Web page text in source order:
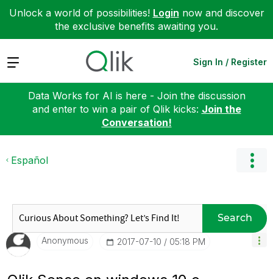
Unlock a world of possibilities! Login now and discover
the exclusive benefits awaiting you.
Expand Sign In / Register
Data Works for AI is here - Join the discussion
and enter to win a pair of Qlik kicks: Join the
Conversation!
Español
Search
Anonymous ‎2017-07-10 05:18 PM